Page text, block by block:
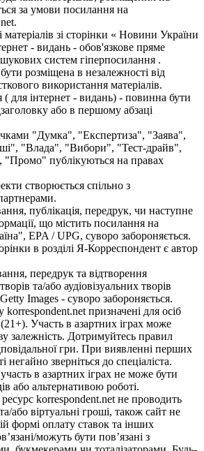
за умови посилання на
зі сторінки « Новини України
- видань - обов'язкове пряме
систем гіперпосилання .
розміщена в незалежності від
використання матеріалів.
( для інтернет - видань) - повинна бути
або в першому абзаці
"Думка", "Експертиза", "Заява",
"Влада", "Вибори", "Тест-драйв",
публікуються на правах
створюється спільно з
публікація, передрук, чи наступне
що містить посилання на
EPA / UPG, суворо забороняється.
в розділі Я-Корреспондент є автор
передрук та відтворення
та/або аудіовізуальних творів
Images - суворо забороняється.
korrespondent.net призначені для осіб
Участь в азартних іграх може
залежність. Дотримуйтесь правил
гри. При виявленні перших
негайно зверніться до спеціаліста.
в азартних іграх не може бути
або альтернативою роботі.
korrespondent.net не проводить
або віртуальні гроші, також сайт не
формі оплату ставок та інших
можуть бути пов’язані з